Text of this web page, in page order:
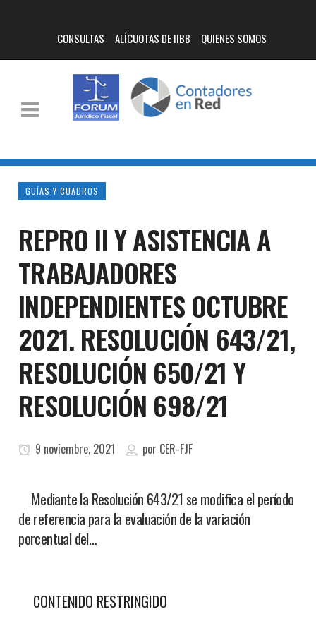
CONSULTAS ALÍCUOTAS DE IIBB QUIENES SOMOS
GUÍAS Y CUADROS
REPRO II Y ASISTENCIA A
TRABAJADORES
INDEPENDIENTES OCTUBRE
2021. RESOLUCIÓN 643/21,
RESOLUCIÓN 650/21 Y
RESOLUCIÓN 698/21
9 noviembre, 2021 por CER-FJF
Mediante la Resolución 643/21 se modifica el período
de referencia para la evaluación de la variación
porcentual del…
CONTENIDO RESTRINGIDO